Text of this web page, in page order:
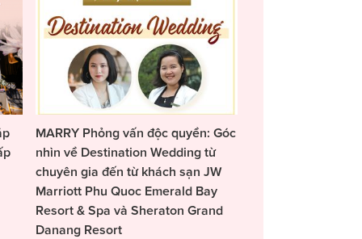
MARRY Phỏng vấn độc quyền: Góc
nhìn về Destination Wedding từ
chuyên gia đến từ khách sạn JW
Marriott Phu Quoc Emerald Bay
Resort & Spa và Sheraton Grand
Danang Resort